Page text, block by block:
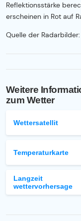
Reflektionsstärke
erscheinen in Rot auf
Quelle der
Weitere
zum Wetter
Wettersatellit
Temperaturkarte
Langzeit
wettervorhersage